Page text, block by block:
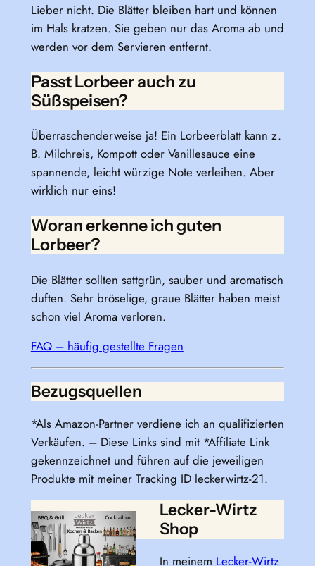
Lieber nicht. Die Blätter bleiben hart und können
im Hals kratzen. Sie geben nur das Aroma ab und
werden vor dem Servieren entfernt.
Passt Lorbeer auch zu
Süßspeisen?
Überraschenderweise ja! Ein Lorbeerblatt kann z.
B. Milchreis, Kompott oder Vanillesauce eine
spannende, leicht würzige Note verleihen. Aber
wirklich nur eins!
Woran erkenne ich guten
Lorbeer?
Die Blätter sollten sattgrün, sauber und aromatisch
duften. Sehr bröselige, graue Blätter haben meist
schon viel Aroma verloren.
FAQ – häufig gestellte Fragen
Bezugsquellen
*Als Amazon-Partner verdiene ich an qualifizierten
Verkäufen. – Diese Links sind mit *Affiliate Link
gekennzeichnet und führen auf die jeweiligen
Produkte mit meiner Tracking ID leckerwirtz-21.
Lecker-Wirtz
Shop
In meinem Lecker-Wirtz